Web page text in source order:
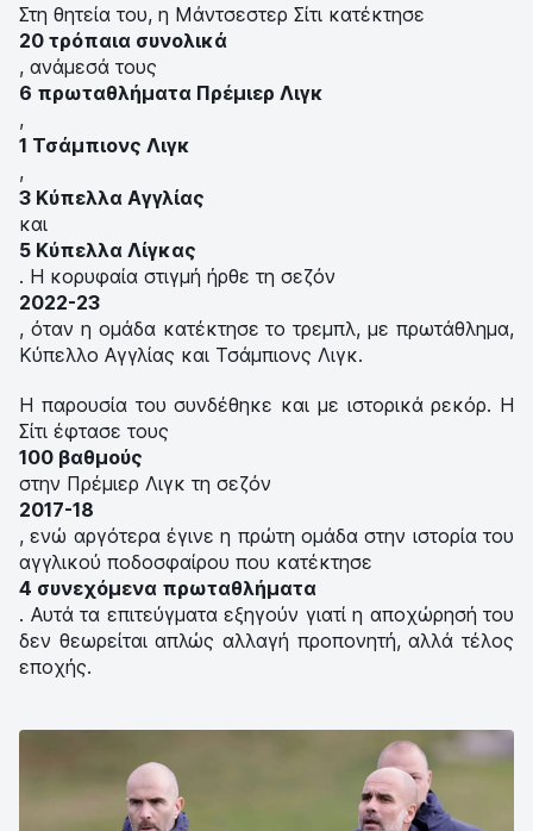
Στη θητεία του, η Μάντσεστερ Σίτι κατέκτησε
20 τρόπαια συνολικά
, ανάμεσά τους
6 πρωταθλήματα Πρέμιερ Λιγκ
,
1 Τσάμπιονς Λιγκ
,
3 Κύπελλα Αγγλίας
και
5 Κύπελλα Λίγκας
. Η κορυφαία στιγμή ήρθε τη σεζόν
2022-23
, όταν η ομάδα κατέκτησε το τρεμπλ, με πρωτάθλημα,
Κύπελλο Αγγλίας και Τσάμπιονς Λιγκ.
Η παρουσία του συνδέθηκε και με ιστορικά ρεκόρ. Η
Σίτι έφτασε τους
100 βαθμούς
στην Πρέμιερ Λιγκ τη σεζόν
2017-18
, ενώ αργότερα έγινε η πρώτη ομάδα στην ιστορία του
αγγλικού ποδοσφαίρου που κατέκτησε
4 συνεχόμενα πρωταθλήματα
. Αυτά τα επιτεύγματα εξηγούν γιατί η αποχώρησή του
δεν θεωρείται απλώς αλλαγή προπονητή, αλλά τέλος
εποχής.